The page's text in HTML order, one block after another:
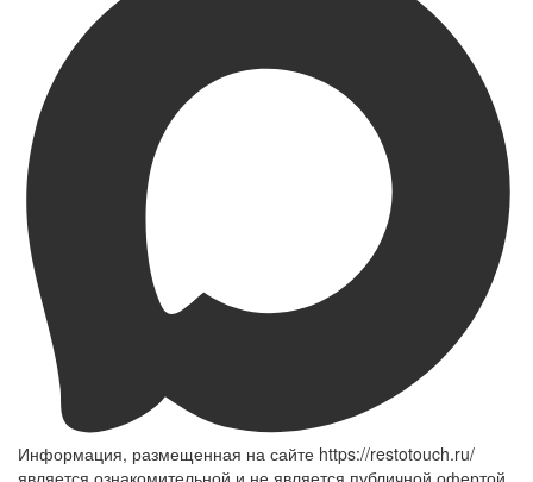
Информация, размещенная на сайте https://restotouch.ru/
является ознакомительной и не является публичной офертой,